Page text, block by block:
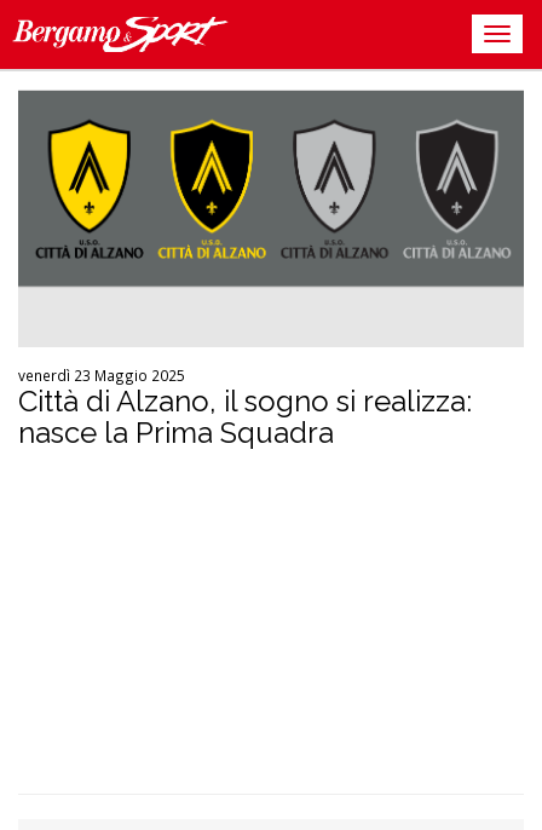
venerdì 23 Maggio 2025
Città di Alzano, il sogno si realizza:
nasce la Prima Squadra